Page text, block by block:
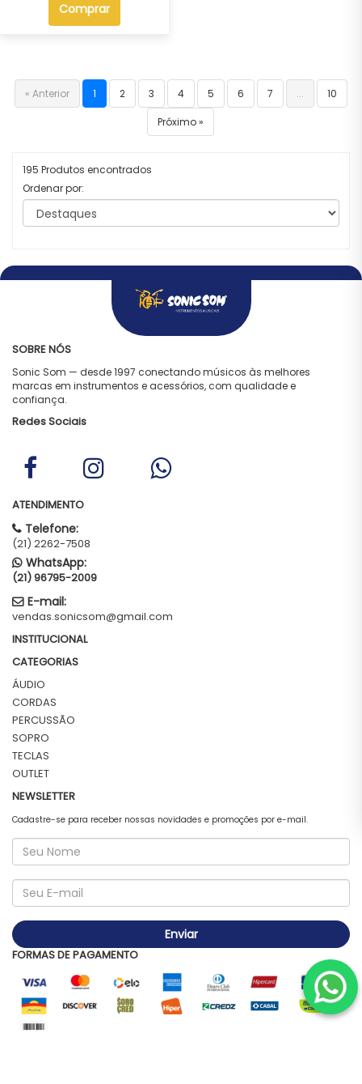
Comprar
« Anterior 1 2 3 4 5 6 7 ... 10
Próximo »
195 Produtos encontrados
Ordenar por:
SOBRE NÓS
Sonic Som — desde 1997 conectando músicos às melhores
marcas em instrumentos e acessórios, com qualidade e
confiança.
Redes Sociais
ATENDIMENTO
Telefone:
(21) 2262-7508
WhatsApp:
(21) 96795-2009
E-mail:
vendas.sonicsom@gmail.com
INSTITUCIONAL
CATEGORIAS
ÁUDIO
CORDAS
PERCUSSÃO
SOPRO
TECLAS
OUTLET
NEWSLETTER
Cadastre-se para receber nossas novidades e promoções por e-mail.
Enviar
FORMAS DE PAGAMENTO